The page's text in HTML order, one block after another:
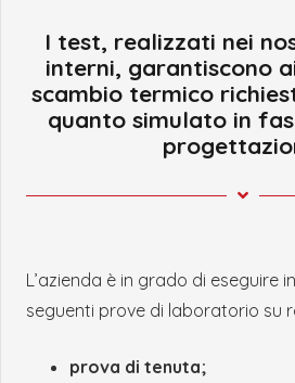
I test, realizzati nei
interni, garantiscono
scambio termico
quanto simulato in
L’azienda è in grado di eseguire
seguenti prove di laboratorio su
prova di tenuta;